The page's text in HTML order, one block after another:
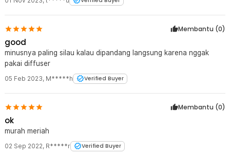
Membantu (0)
good
minusnya paling silau kalau dipandang langsung karena nggak
pakai diffuser
05 Feb 2023, M*****h Verified Buyer
Membantu (0)
ok
murah meriah
02 Sep 2022, R*****r Verified Buyer